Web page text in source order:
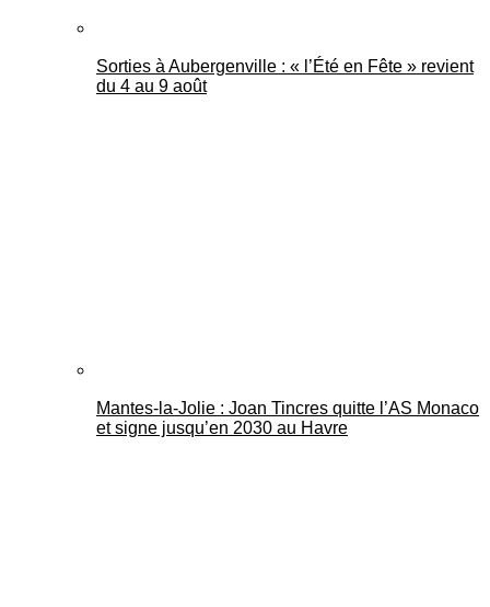
Sorties à Aubergenville : « l’Été en Fête » revient
du 4 au 9 août
Mantes-la-Jolie : Joan Tincres quitte l’AS Monaco
et signe jusqu’en 2030 au Havre